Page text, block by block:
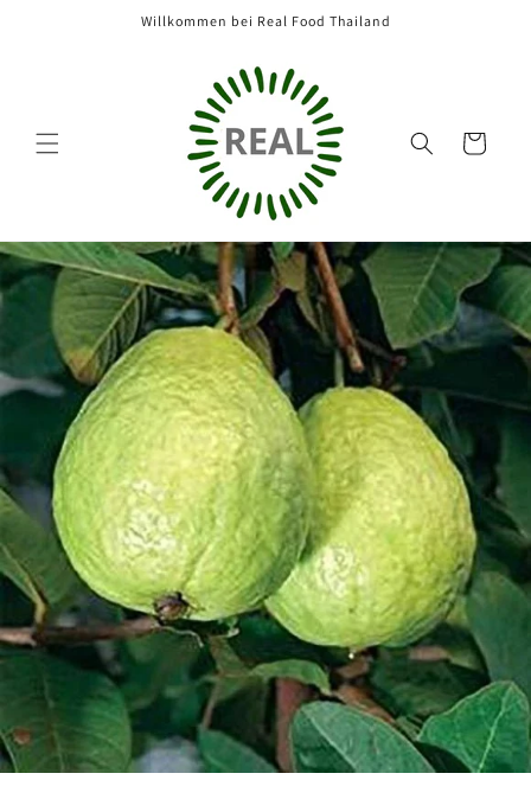
Willkommen bei Real Food Thailand
Warenkorb